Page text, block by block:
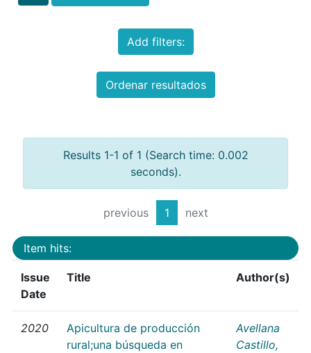
Add filters:
Ordenar resultados
Results 1-1 of 1 (Search time: 0.002
seconds).
previous 1 next
Item hits:
Issue
Date
Title Author(s)
2020
Apicultura de producción
rural;una búsqueda en
Avellana
Castillo,